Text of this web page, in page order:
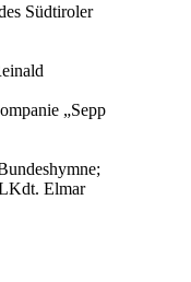
Südtiroler
„Sepp
Elmar